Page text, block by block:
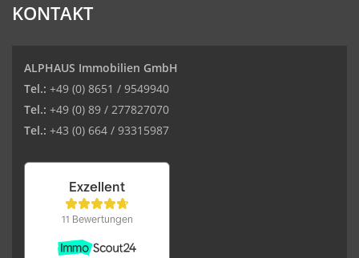
KONTAKT
ALPHAUS Immobilien GmbH
Tel.: +49 (0) 8651 / 9549940
Tel.: +49 (0) 89 / 277827070
Tel.: +43 (0) 664 / 93315987